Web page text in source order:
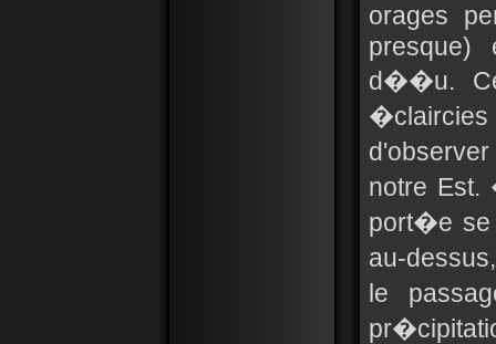
orages
presque)
d��u.
notre
port�e se
au-
le